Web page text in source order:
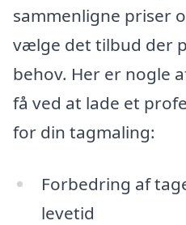
sammenligne priser
vælge det tilbud der
behov. Her er nogle
få ved at lade et
for din tagmaling:
Forbedring af
levetid